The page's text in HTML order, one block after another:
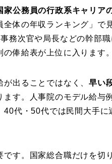
家公務員の行政系キャリア
全体の年収ランキング」で
務次官や局長などの幹部職
俸給表が上位に入ります。
が出ることではなく、早い
ます。人事院のモデル給与
代・50代では民間大手に
す。国家総合職だけを切